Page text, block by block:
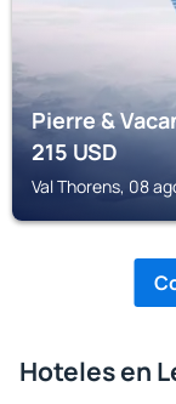
Pierre &
215USD
Val Thorens, 08
Hoteles en